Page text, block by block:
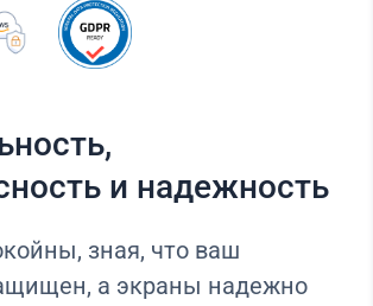
и надежность
зная, что ваш
а экраны надежно